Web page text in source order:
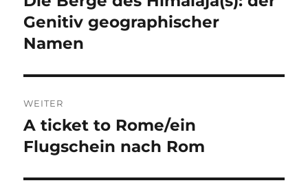
Beitrag:
Genitiv geographischer
Namen
WEITER
Nächster
Beitrag:
A ticket to Rome/ein
Flugschein nach Rom